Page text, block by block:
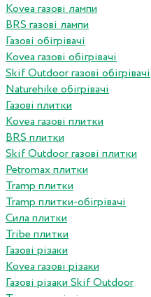
Kovea газові лампи
BRS газові лампи
Газові обігрівачі
Kovea газові обігрівачі
Skif Outdoor газові обігрівачі
Naturehike обігрівачі
Газові плитки
Kovea газові плитки
BRS плитки
Skif Outdoor газові плитки
Petromax плитки
Tramp плитки
Tramp плитки-обігрівачі
Сила плитки
Tribe плитки
Газові різаки
Kovea газові різаки
Газові різаки Skif Outdoor